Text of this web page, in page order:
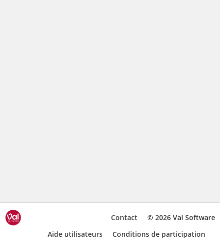
© 2026 Val Software
Contact
Conditions de participation
Aide utilisateurs